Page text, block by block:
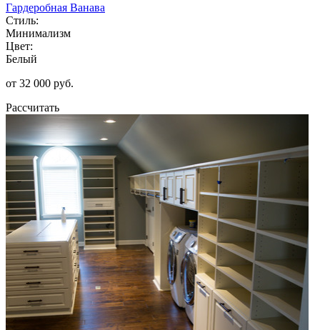
Гардеробная Ванава
Стиль:
Минимализм
Цвет:
Белый
от 32 000 руб.
Рассчитать